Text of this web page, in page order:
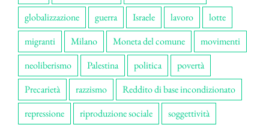
globalizzazione
guerra Israele lavoro
lotte
migranti
Milano Moneta del comune
movimenti
neoliberismo
Palestina politica
povertà
Precarietà
razzismo
Reddito di base incondizionato
repressione
riproduzione sociale soggettività